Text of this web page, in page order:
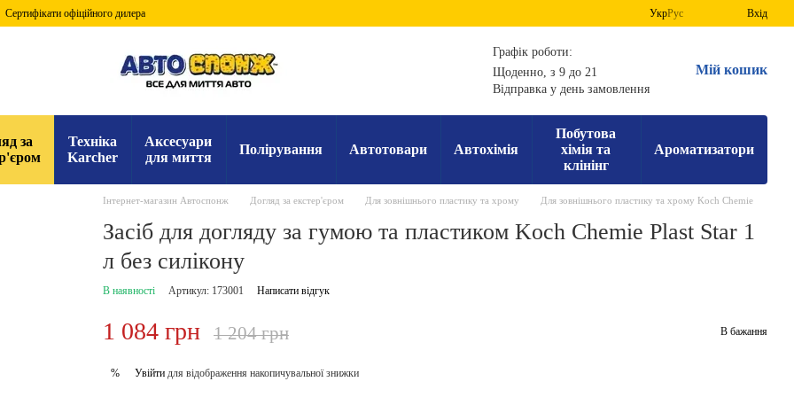
Сертифікати офіційного дилера УкрРус Вхід
Графік роботи:
Щоденно, з 9 до 21
Відправка у день замовлення
Мій кошик
за
Техніка
Karcher
Аксесуари
для миття
Полірування Автотовари Автохімія
Побутова
хімія та
клінінг
Ароматизатори
Інтернет-магазин Автоспонж Догляд за екстер'єром Для зовнішнього пластику та хрому Для зовнішнього пластику та хрому Koch Chemie
Засіб для догляду за гумою та пластиком Koch Chemie Plast Star 1
л без силікону
В наявності Артикул: 173001 Написати відгук
1 084 грн 1 204 грн В бажання
% Увійтидля відображення накопичувальної знижки